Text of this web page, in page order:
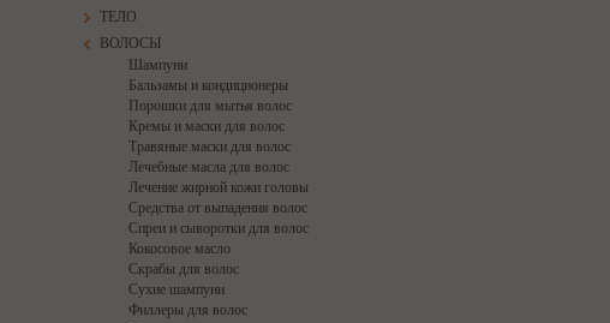
ТЕЛО
ВОЛОСЫ
Шампуни
Бальзамы и кондиционеры
Порошки для мытья волос
Кремы и маски для волос
Травяные маски для волос
Лечебные масла для волос
Лечение жирной кожи головы
Средства от выпадения волос
Спреи и сыворотки для волос
Кокосовое масло
Скрабы для волос
Сухие шампуни
Филлеры для волос